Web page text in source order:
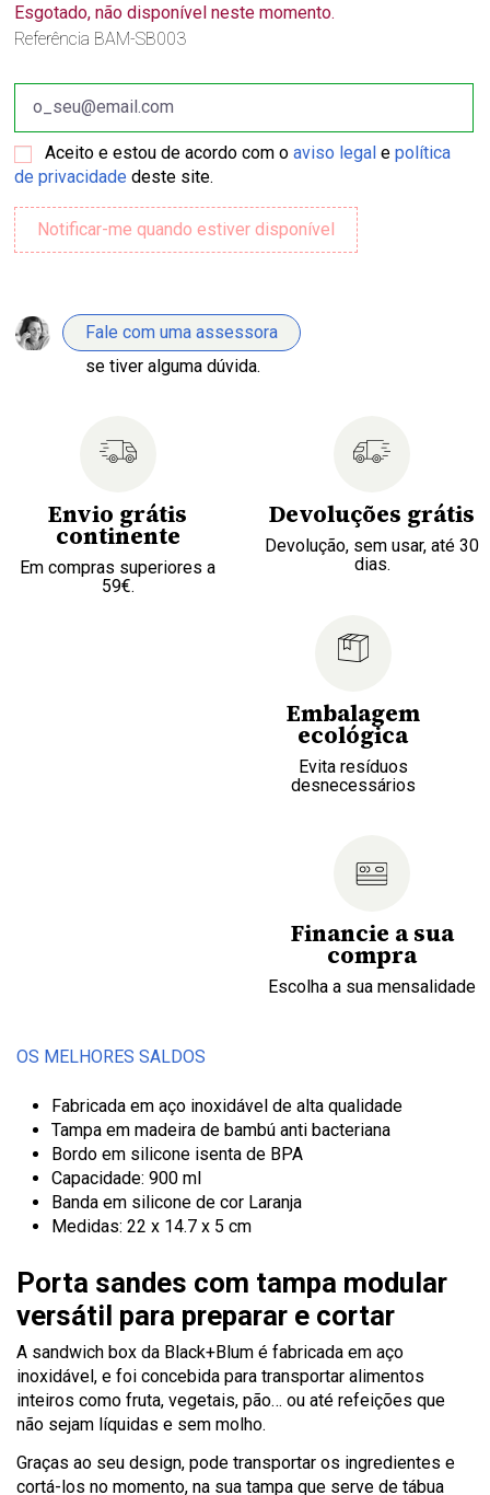
Esgotado, não disponível neste momento.
Referência BAM-SB003
Aceito e estou de acordo com oaviso legal epolítica
de privacidade deste site.
Fale com uma assessora
se tiver alguma dúvida.
Envio grátis
continente
Em compras superiores a
59€.
Devoluções grátis
Devolução, sem usar, até 30
dias.
Embalagem
ecológica
Evita resíduos
desnecessários
Financie a sua
compra
Escolha a sua mensalidade
OS MELHORES SALDOS
Fabricada em aço inoxidável de alta qualidade
Tampa em madeira de bambú anti bacteriana
Bordo em silicone isenta de BPA
Capacidade: 900 ml
Banda em silicone de cor Laranja
Medidas: 22 x 14.7 x 5 cm
Porta sandes com tampa modular
versátil para preparar e cortar
A sandwich box da Black+Blum é fabricada em aço
inoxidável, e foi concebida para transportar alimentos
inteiros como fruta, vegetais, pão… ou até refeições que
não sejam líquidas e sem molho.
Graças ao seu design, pode transportar os ingredientes e
cortá-los no momento, na sua tampa que serve de tábua